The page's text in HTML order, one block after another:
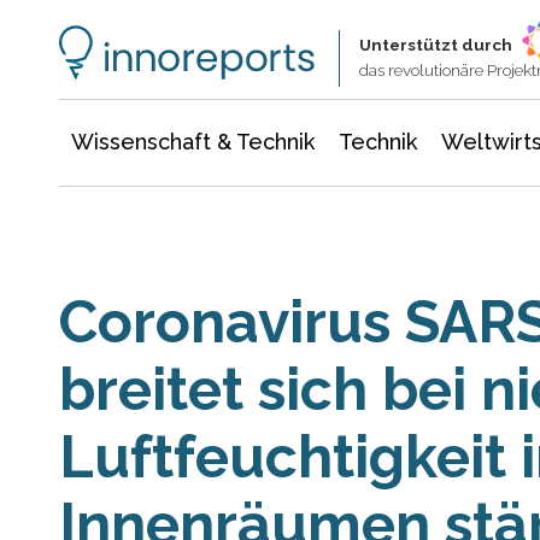
Unterstützt durch
das revolutionäre
Wissenschaft & Technik Technik
Coronavirus
breitet sich bei
Luftfeuchtigkeit
Innenräumen